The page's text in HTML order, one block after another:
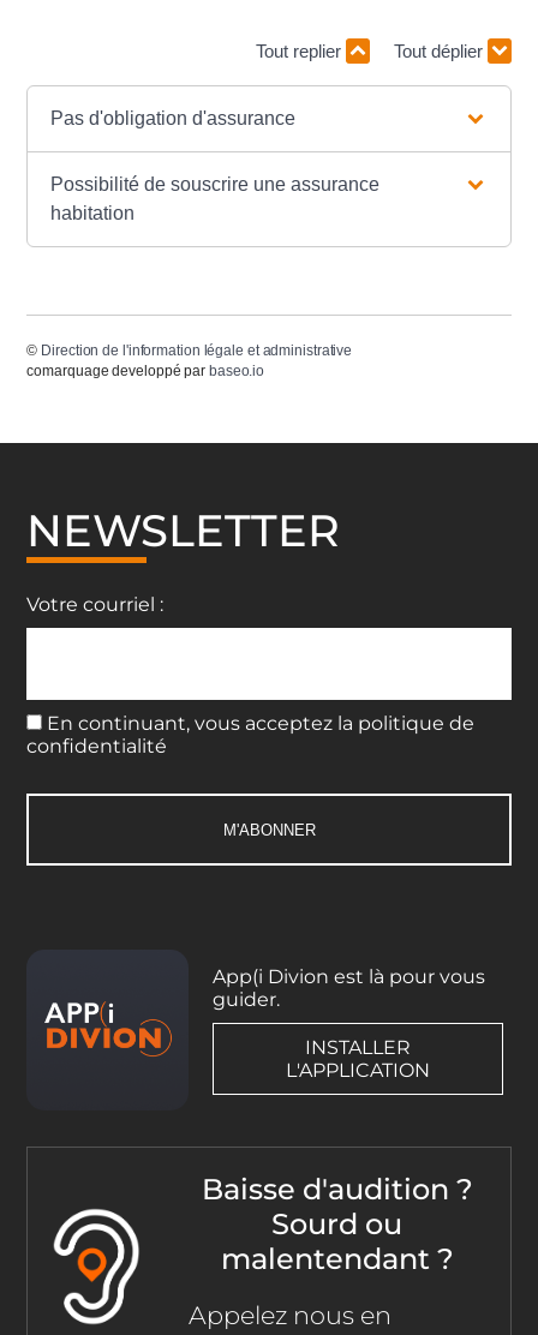
Tout replier Tout déplier
Pas d'obligation d'assurance
Possibilité de souscrire une assurance
habitation
© Direction de l'information légale et administrative
comarquage developpé par baseo.io
NEWSLETTER
Votre courriel :
En continuant, vous acceptez la politique de
confidentialité
App(i Divion est là pour vous
guider.
INSTALLER
L'APPLICATION
Baisse d'audition ?
Sourd ou
malentendant ?
Appelez nous en